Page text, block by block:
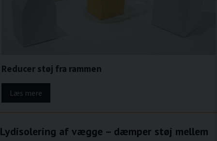
Reducer støj fra rammen
Læs mere
Lydisolering af vægge – dæmper støj mellem